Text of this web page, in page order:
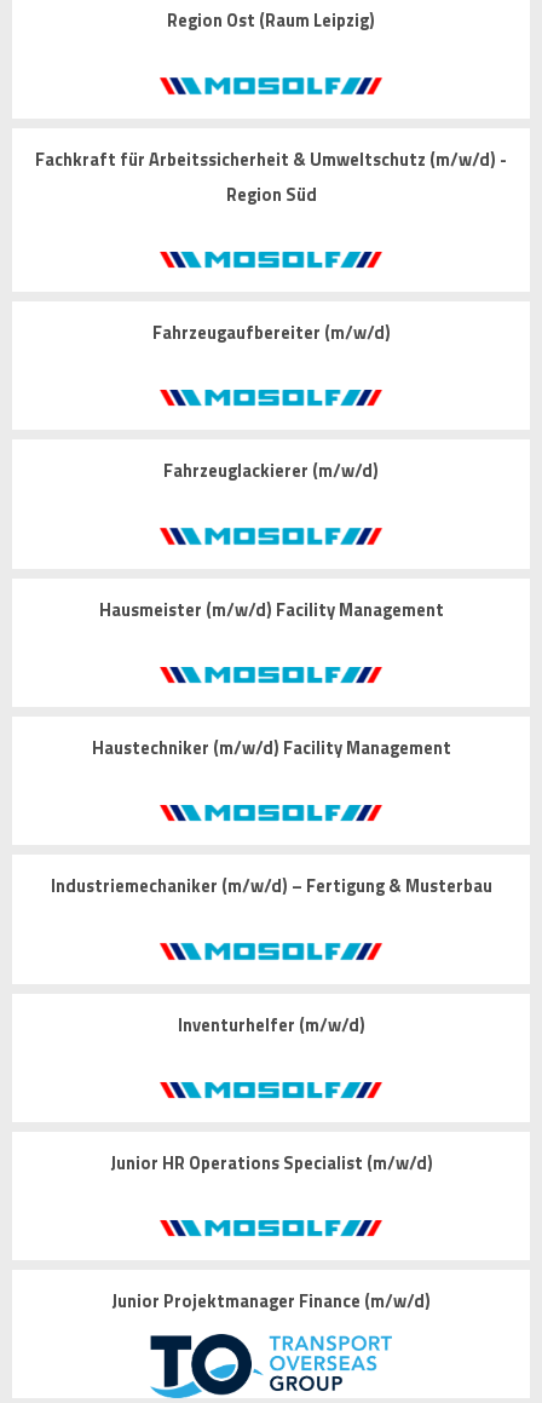
Region Ost (Raum Leipzig)
Fachkraft für Arbeitssicherheit & Umweltschutz (m/w/d) -
Region Süd
Fahrzeugaufbereiter (m/w/d)
Fahrzeuglackierer (m/w/d)
Hausmeister (m/w/d) Facility Management
Haustechniker (m/w/d) Facility Management
Industriemechaniker (m/w/d) – Fertigung & Musterbau
Inventurhelfer (m/w/d)
Junior HR Operations Specialist (m/w/d)
Junior Projektmanager Finance (m/w/d)